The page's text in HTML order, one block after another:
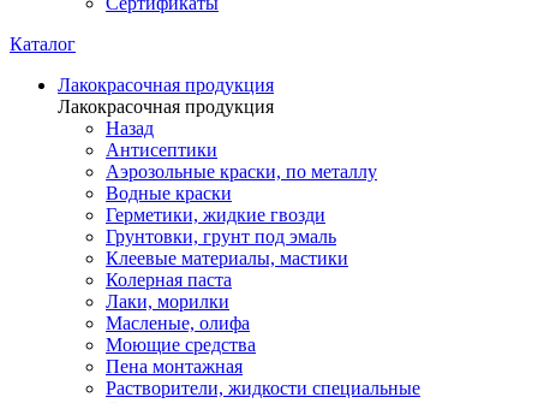
Каталог
Лакокрасочная продукция
Лакокрасочная продукция
Назад
Антисептики
Аэрозольные краски, по металлу
Водные краски
Герметики, жидкие гвозди
Грунтовки, грунт под эмаль
Клеевые материалы, мастики
Колерная паста
Лаки, морилки
Масленые, олифа
Моющие средства
Пена монтажная
Растворители, жидкости специальные